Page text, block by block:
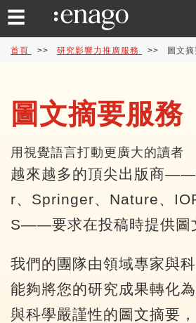
☰
編
文
表
協
助
學
翻
譯
用
與
交
品
質
保
免
費
特
首頁 >> 研究影響力推廣服務 >> 圖文
圖文摘要服務
用視覺語言打動更廣大的讀者
越來越多的頂尖出版商
r、Springer、Nature、
S——要求在投稿時提供圖
我們的團隊由領域專家與
能夠將您的研究成果轉化
與科學嚴謹性的圖文摘要